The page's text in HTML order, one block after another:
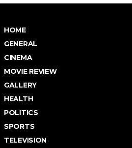
HOME
GENERAL
CINEMA
MOVIE REVIEW
GALLERY
HEALTH
POLITICS
SPORTS
TELEVISION